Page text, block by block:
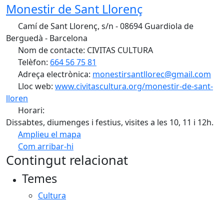
Monestir de Sant Llorenç
Camí de Sant Llorenç, s/n - 08694 Guardiola de
Berguedà - Barcelona
Nom de contacte: CIVITAS CULTURA
Telèfon: 664 56 75 81
Adreça electrònica: monestirsantllorec@gmail.com
Lloc web: www.civitascultura.org/monestir-de-sant-
lloren
Horari:
Dissabtes, diumenges i festius, visites a les 10, 11 i 12h.
Amplieu el mapa
Com arribar-hi
+
Contingut relacionat
Temes
Cultura